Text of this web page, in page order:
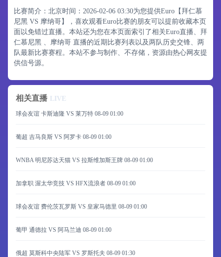
比赛简介：北京时间：2026-02-06 03:30为您提供Euro【拜仁慕
尼黑 VS 摩纳哥】，喜欢观看Euro比赛的朋友可以提前收藏本页
面以免错过直播。本站还为您在本页面索引了相关Euro直播、拜
仁慕尼黑 、摩纳哥 直播的近期比赛列表以及两队历史交锋、两
队最新比赛赛程。本站不参与制作、不存储，资源由热心网友提
供信号源。
相关直播 LIVE
球会友谊 卡斯迪隆 VS 莱万特 08-09 01:00
葡超 吉马良斯 VS 阿罗卡 08-09 01:00
WNBA 明尼苏达天猫 VS 拉斯维加斯王牌 08-09 01:00
加拿职 渥太华竞技 VS HFX流浪者 08-09 01:00
球会友谊 费伦茨瓦罗斯 VS 皇家马德里 08-09 01:00
葡甲 通德拉 VS 阿马兰迪 08-09 01:00
俄超 莫斯科中央陆军 VS 罗斯托夫 08-09 01:30